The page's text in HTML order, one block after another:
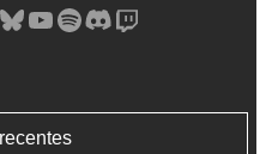
Bluesky YouTube Spotify Discord Twitch